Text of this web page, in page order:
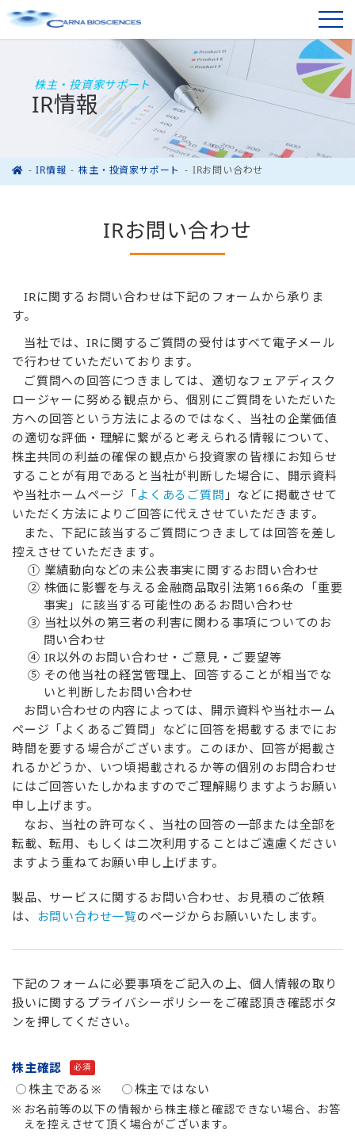
株主・投資家サポート
IR情報
IR情報 株主・投資家サポート IRお問い合わせ
IRお問い合わせ
IRに関するお問い合わせは下記のフォームから承りま
す。
当社では、IRに関するご質問の受付はすべて電子メール
で行わせていただいております。
ご質問への回答につきましては、適切なフェアディスク
ロージャーに努める観点から、個別にご質問をいただいた
方への回答という方法によるのではなく、当社の企業価値
の適切な評価・理解に繋がると考えられる情報について、
株主共同の利益の確保の観点から投資家の皆様にお知らせ
することが有用であると当社が判断した場合に、開示資料
や当社ホームページ「よくあるご質問 」などに掲載させて
いただく方法によりご回答に代えさせていただきます。
また、下記に該当するご質問につきましては回答を差し
控えさせていただきます。
① 業績動向などの未公表事実に関するお問い合わせ
② 株価に影響を与える金融商品取引法第166条の「重要
事実」に該当する可能性のあるお問い合わせ
③ 当社以外の第三者の利害に関わる事項についてのお
問い合わせ
④ IR以外のお問い合わせ・ご意見・ご要望等
⑤ その他当社の経営管理上、回答することが相当でな
いと判断したお問い合わせ
お問い合わせの内容によっては、開示資料や当社ホーム
ページ「よくあるご質問」などに回答を掲載するまでにお
時間を要する場合がございます。このほか、回答が掲載さ
れるかどうか、いつ頃掲載されるか等の個別のお問合わせ
にはご回答いたしかねますのでご理解賜りますようお願い
申し上げます。
なお、当社の許可なく、当社の回答の一部または全部を
転載、転用、もしくは二次利用することはご遠慮ください
ますよう重ねてお願い申し上げます。
製品、サービスに関するお問い合わせ、お見積のご依頼
は、
お問い合わせ一覧のページからお願いいたします。
下記のフォームに必要事項をご記入の上、個人情報の取り
扱いに関するプライバシーポリシーをご確認頂き確認ボタ
ンを押してください。
株主確認 必須
株主である※ 株主ではない
お名前等の以下の情報から株主様と確認できない場合、お答
えを控えさせて頂く場合がございます。